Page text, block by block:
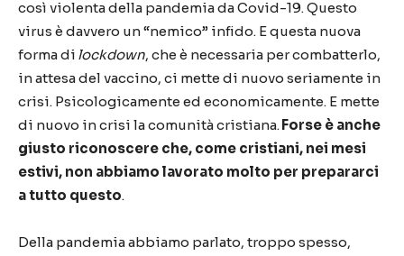
così violenta della pandemia da Covid-19. Questo
virus è davvero un “nemico” infido. E questa nuova
forma di lockdown, che è necessaria per combatterlo,
in attesa del vaccino, ci mette di nuovo seriamente in
crisi. Psicologicamente ed economicamente. E mette
di nuovo in crisi la comunità cristiana.Forse è anche
giusto riconoscere che, come cristiani, nei mesi
estivi, non abbiamo lavorato molto per prepararci
a tutto questo.
Della pandemia abbiamo parlato, troppo spesso,